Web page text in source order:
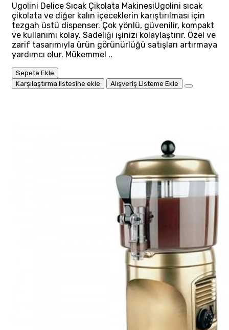
Ugolini Delice Sıcak Çikolata MakinesiUgolini sıcak
çikolata ve diğer kalın içeceklerin karıştırılması için
tezgah üstü dispenser. Çok yönlü, güvenilir, kompakt
ve kullanımı kolay. Sadeliği işinizi kolaylaştırır. Özel ve
zarif tasarımıyla ürün görünürlüğü satışları artırmaya
yardımcı olur. Mükemmel ..
Sepete Ekle
Karşılaştırma listesine ekle
Alışveriş Listeme Ekle